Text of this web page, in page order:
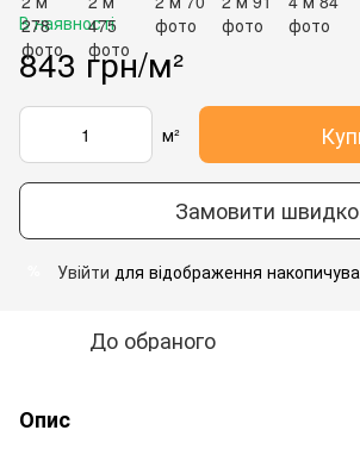
В наявності
843 грн/м²
м²
Замовити швидко
Увійти для відображення
До обраного
Опис